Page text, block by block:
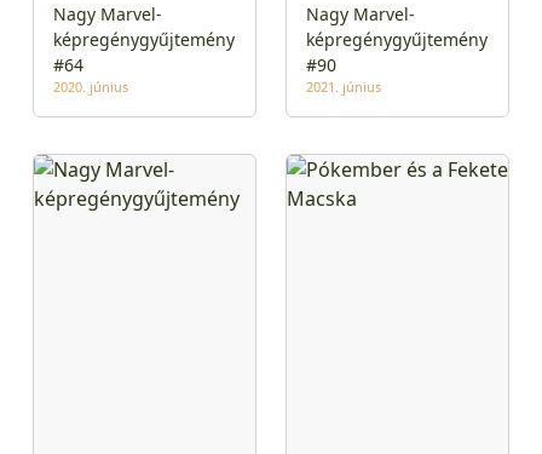
Nagy Marvel-
képregénygyűjtemény
#64
2020. június
Nagy Marvel-
képregénygyűjtemény
#90
2021. június